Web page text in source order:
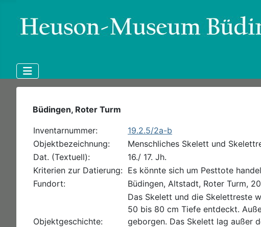
Büdingen, Roter Turm
Inventarnummer:
19.2.5/2a-b
Objektbezeichnung:
Menschliches Skelett und
Dat. (Textuell):
16./ 17. Jh.
Kriterien zur Datierung: Es könnte sich um Pesttote
Fundort:
Büdingen, Altstadt, Roter Turm,
Objektgeschichte:
Das Skelett und die Skelettreste
50 bis 80 cm Tiefe entdeckt.
geborgen. Das Skelett lag außer